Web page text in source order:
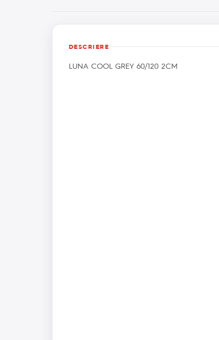
DESCRIERE
LUNA COOL GREY 60/120 2CM